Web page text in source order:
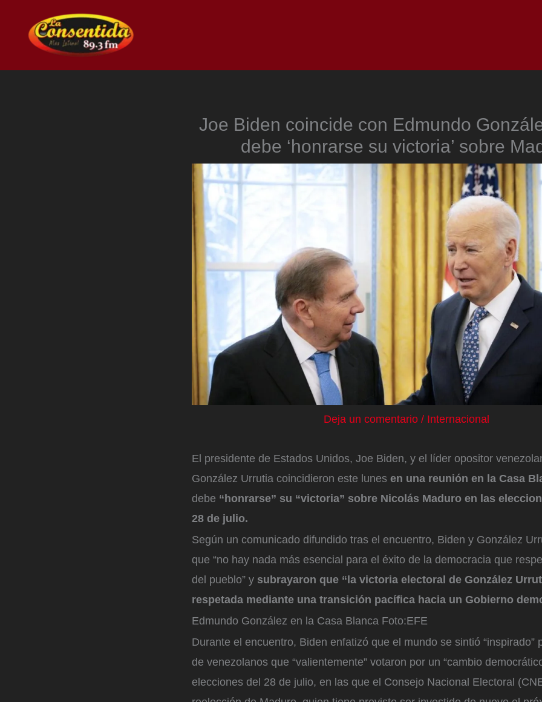
contenido
Joe Biden coincide con Edmundo
debe ‘honrarse su victoria’ sobre
Deja un comentario / Internacional
El presidente de Estados Unidos, Joe Biden, y el líder opositor
González Urrutia coincidieron este lunes en una reunión en la Casa
debe “honrarse” su “victoria” sobre Nicolás Maduro en las
28 de julio.
Según un comunicado difundido tras el encuentro, Biden y González
que “no hay nada más esencial para el éxito de la democracia que
del pueblo” y subrayaron que “la victoria electoral de González
respetada mediante una transición pacífica hacia un Gobierno
Edmundo González en la Casa Blanca Foto:EFE
Durante el encuentro, Biden enfatizó que el mundo se sintió “inspirado”
de venezolanos que “valientemente” votaron por un “cambio
elecciones del 28 de julio, en las que el Consejo Nacional Electoral